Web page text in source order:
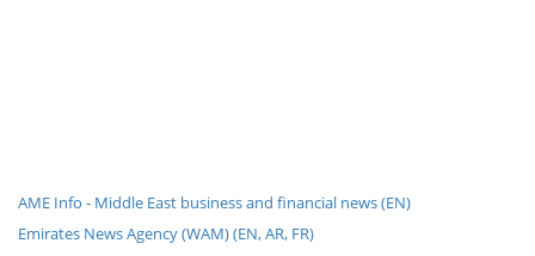
AME Info - Middle East business and financial news (EN)
Emirates News Agency (WAM) (EN, AR, FR)